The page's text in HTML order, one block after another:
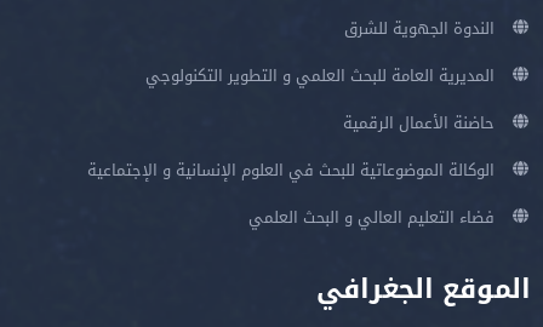
الندوة الجهوية للشرق
المديرية العامة للبحث العلمي و التطوير التكنولوجي
حاضنة الأعمال الرقمية
الوكالة الموضوعاتية للبحث في العلوم الإنسانية و الإجتماعية
فضاء التعليم العالي و البحث العلمي
الموقع الجغرافي